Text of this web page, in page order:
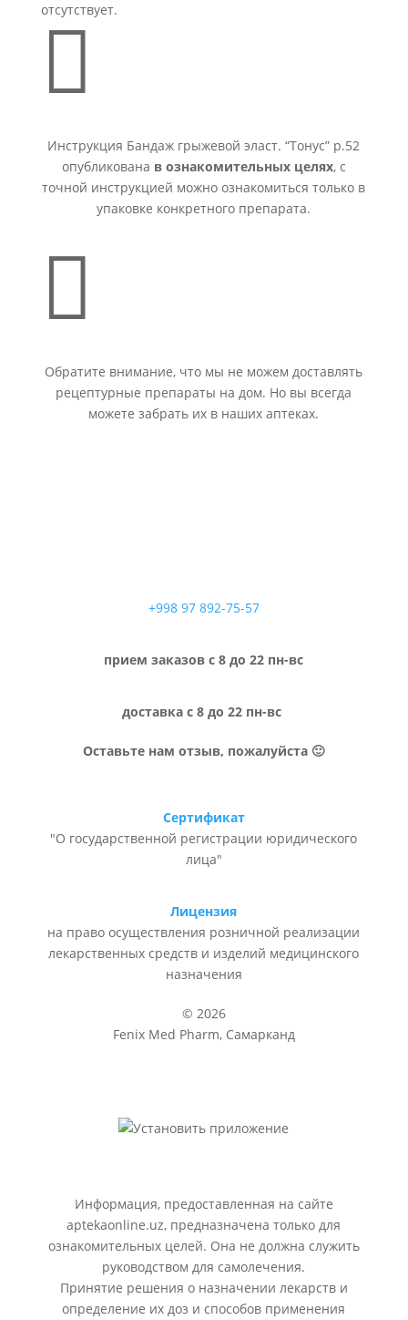
отсутствует.

Инструкция Бандаж грыжевой эласт. “Тонус” р.52
опубликована в ознакомительных целях, с
точной инструкцией можно ознакомиться только в
упаковке конкретного препарата.

Обратите внимание, что мы не можем доставлять
рецептурные препараты на дом. Но вы всегда
можете забрать их в наших аптеках.
+998 97 892-75-57
прием заказов с 8 до 22 пн-вс
доставка с 8 до 22 пн-вс
Оставьте нам отзыв, пожалуйста 🙂
Сертификат
"О государственной регистрации юридического
лица"
Лицензия
на право осуществления розничной реализации
лекарственных средств и изделий медицинского
назначения
© 2026
Fenix Med Pharm, Самарканд
Информация, предоставленная на сайте
aptekaonline.uz, предназначена только для
ознакомительных целей. Она не должна служить
руководством для самолечения.
Принятие решения о назначении лекарств и
определение их доз и способов применения